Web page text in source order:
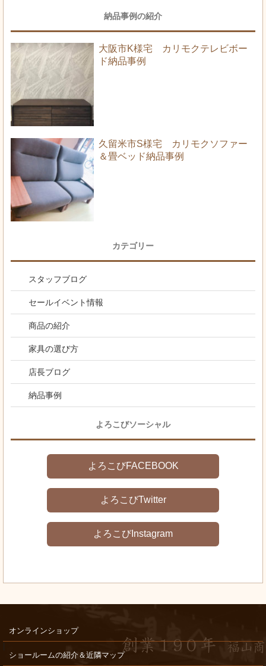
納品事例の紹介
大阪市K様宅 カリモクテレビボー
ド納品事例
久留米市S様宅 カリモクソファー
＆畳ベッド納品事例
カテゴリー
スタッフブログ
セールイベント情報
商品の紹介
家具の選び方
店長ブログ
納品事例
よろこびソーシャル
よろこびFACEBOOK
よろこびTwitter
よろこびInstagram
オンラインショップ
ショールームの紹介＆近隣マップ